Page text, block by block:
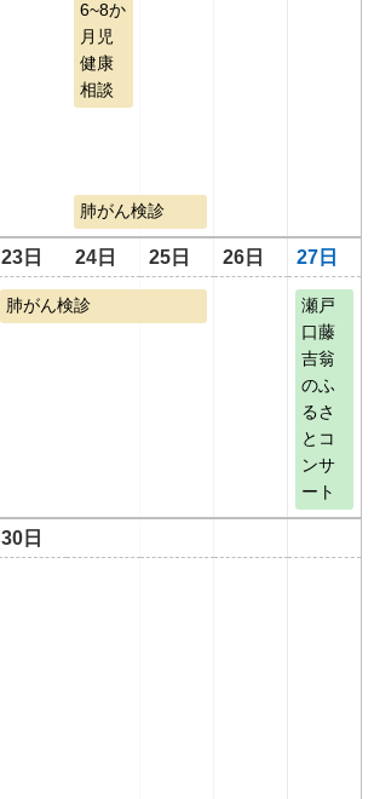
6~8か
月児
健康
相談
肺がん検診
23日 24日 25日 26日 27日
肺がん検診
瀬戸
口藤
吉翁
のふ
るさ
とコ
ンサ
ート
30日